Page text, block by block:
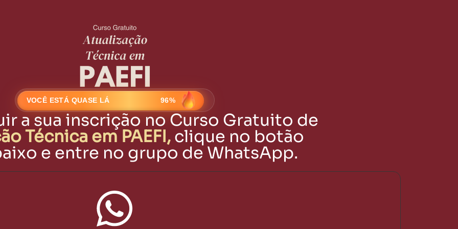
VOCÊ ESTÁ QUASE LÁ 96%
a sua inscrição no Curso Gratuito de
Técnica em PAEFI, clique no botão
e entre no grupo de WhatsApp.